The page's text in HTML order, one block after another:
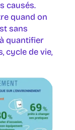
causés.
quand on
sans
quantifier
cycle de vie,